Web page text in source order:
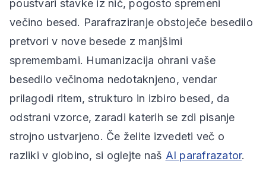
poustvari stavke iz nič, pogosto spremeni
večino besed. Parafraziranje obstoječe besedilo
pretvori v nove besede z manjšimi
spremembami. Humanizacija ohrani vaše
besedilo večinoma nedotaknjeno, vendar
prilagodi ritem, strukturo in izbiro besed, da
odstrani vzorce, zaradi katerih se zdi pisanje
strojno ustvarjeno. Če želite izvedeti več o
razliki v globino, si oglejte naš AI parafrazator.